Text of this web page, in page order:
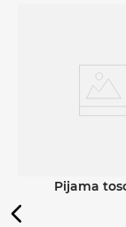
pijama